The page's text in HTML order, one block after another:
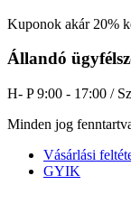
Kuponok akár 20%
Állandó
H- P 9:00 - 17:00 /
Minden jog
Vásárlási
GYIK